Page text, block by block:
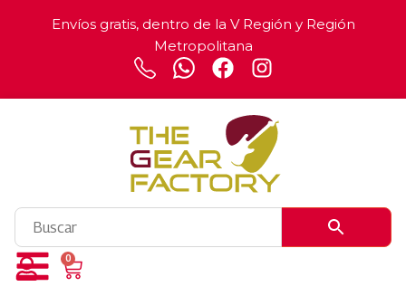
Envíos gratis, dentro de la V Región y Región
Metropolitana
0